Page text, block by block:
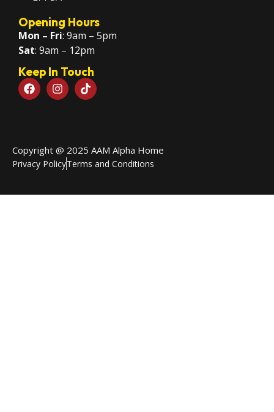
Opening Hours
Mon – Fri: 9am – 5pm
Sat: 9am – 12pm
Keep In Touch
Copyright @ 2025 AAM Alpha Home
Privacy PolicyTerms and Conditions